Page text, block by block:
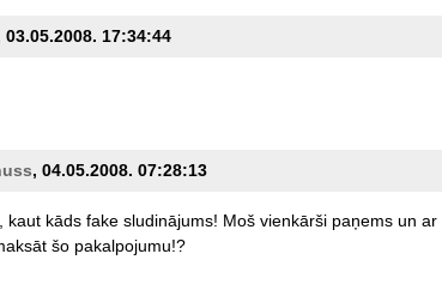
03.05.2008. 17:34:44
, 04.05.2008. 07:28:13
kaut kāds fake sludinājums! Moš vienkārši paņems un ar
šo pakalpojumu!?